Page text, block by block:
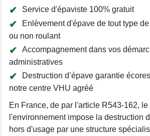
Service d'épaviste 100% gratuit
Enlèvement d'épave de tout type
ou non roulant
Accompagnement dans vos
administratives
Destruction d’épave garantie
notre centre VHU agréé
En France, de par l'article R543-162,
l'environnement impose la destruction
hors d'usage par une structure